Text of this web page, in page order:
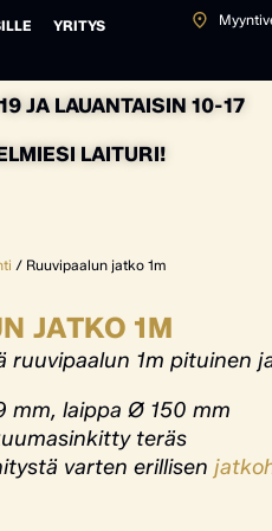
YRITYS
JA LAUANTAISIN 10-17
LAITURI!
/ Ruuvipaalun jatko 1m
JATKO 1M
ruuvipaalun 1m pituinen
mm, laippa Ø 150 mm
teräs
varten erillisen